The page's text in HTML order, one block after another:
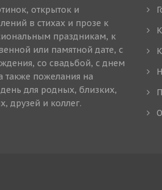
открыток и
в стихах и прозе к
праздникам, к
или памятной дате, с
со свадьбой, с днем
также пожелания на
для родных, близких,
друзей и коллег.